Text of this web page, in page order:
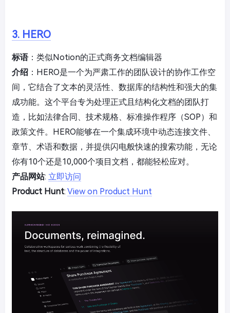
3. HERO
标语：类似Notion的正式商务文档编辑器
介绍 ：HERO是一个为严肃工作的团队设计的协作工作空
间，它结合了文本的灵活性、数据库的结构性和强大的集
成功能。这个平台专为处理正式且结构化文档的团队打
造，比如法律合同、技术规格、标准操作程序（SOP）和
政策文件。HERO能够在一个集成环境中动态连接文件、
章节、术语和数据，并提供闪电般快速的搜索功能，无论
你有10个还是10,000个项目文档，都能轻松应对。
产品网站: 立即访问
Product Hunt: View on Product Hunt